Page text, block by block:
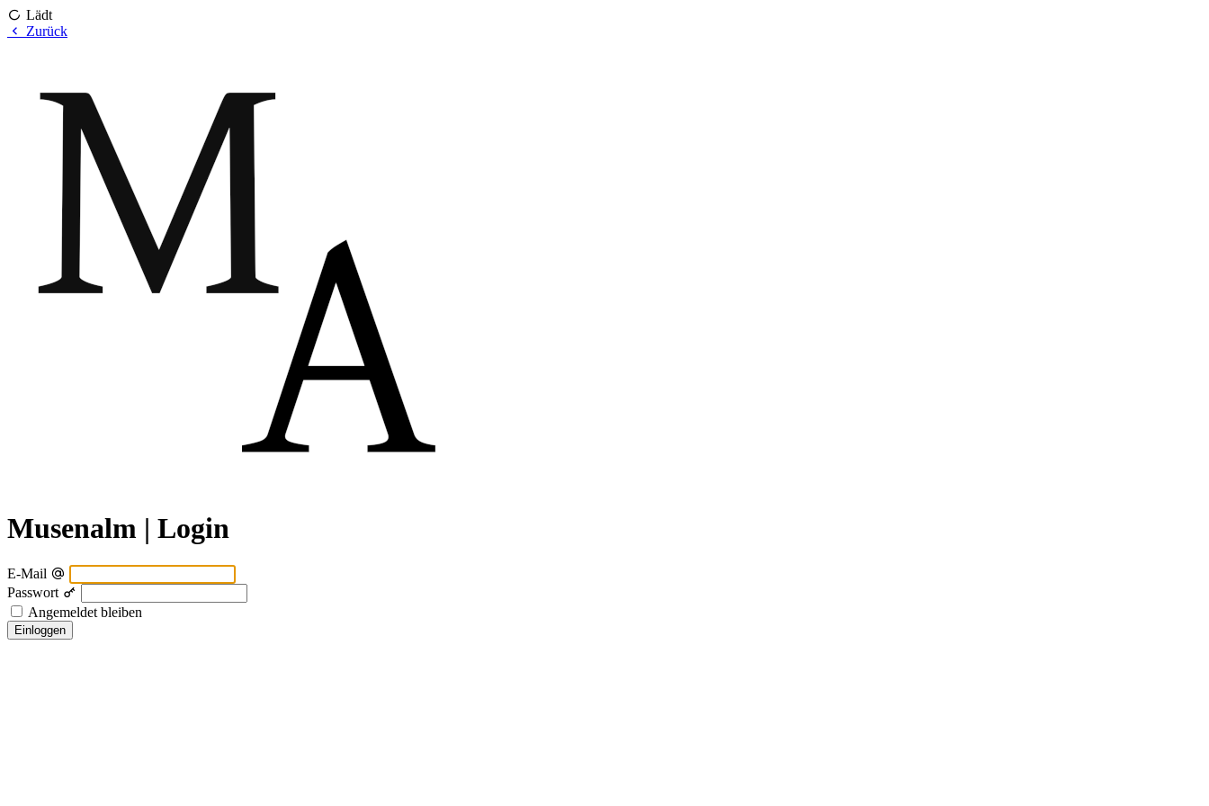
Lädt
Zurück
Musenalm | Login
E-Mail
Passwort
Angemeldet bleiben
Einloggen